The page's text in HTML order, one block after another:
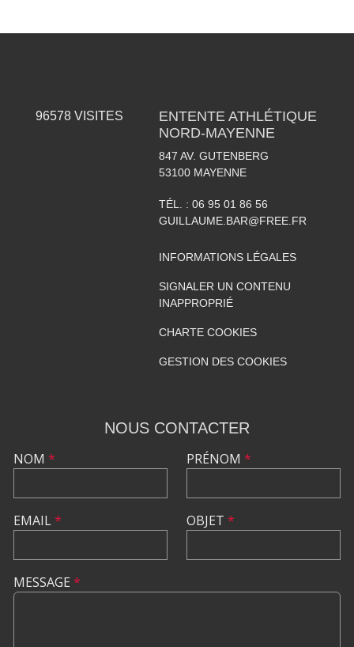
96578VISITES
ENTENTE ATHLÉTIQUE
NORD-MAYENNE
847 AV. GUTENBERG
53100 MAYENNE
TÉL. : 06 95 01 86 56
GUILLAUME.BAR@FREE.FR
INFORMATIONS LÉGALES
SIGNALER UN CONTENU
INAPPROPRIÉ
CHARTE COOKIES
GESTION DES COOKIES
NOUS CONTACTER
NOM *
EMAIL*
PRÉNOM *
OBJET *
MESSAGE *